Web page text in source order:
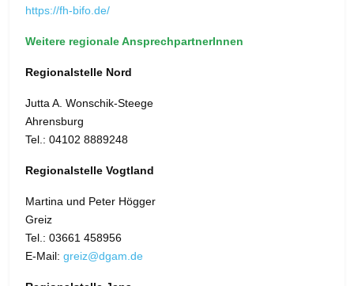
https://fh-bifo.de/
Weitere regionale AnsprechpartnerInnen
Regionalstelle Nord
Jutta A. Wonschik-Steege
Ahrensburg
Tel.: 04102 8889248
Regionalstelle Vogtland
Martina und Peter Högger
Greiz
Tel.: 03661 458956
E-Mail: greiz@dgam.de